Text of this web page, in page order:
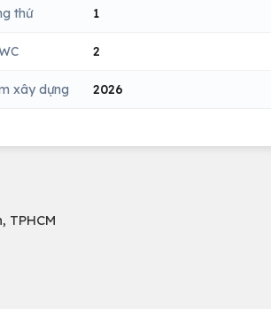
thứ 1
2
xây dựng 2026
TPHCM